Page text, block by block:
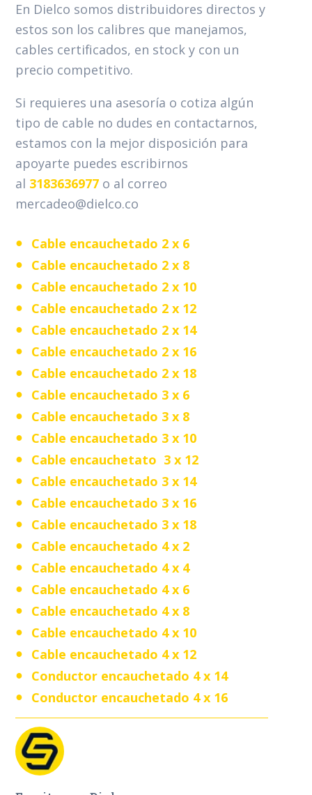
En Dielco somos distribuidores directos y
estos son los calibres que manejamos,
cables certificados, en stock y con un
precio competitivo.
Si requieres una asesoría o cotiza algún
tipo de cable no dudes en contactarnos,
estamos con la mejor disposición para
apoyarte puedes escribirnos
al 3183636977 o al correo
mercadeo@dielco.co
Cable encauchetado 2 x 6
Cable encauchetado 2 x 8
Cable encauchetado 2 x 10
Cable encauchetado 2 x 12
Cable encauchetado 2 x 14
Cable encauchetado 2 x 16
Cable encauchetado 2 x 18
Cable encauchetado 3 x 6
Cable encauchetado 3 x 8
Cable encauchetado 3 x 10
Cable encauchetato 3 x 12
Cable encauchetado 3 x 14
Cable encauchetado 3 x 16
Cable encauchetado 3 x 18
Cable encauchetado 4 x 2
Cable encauchetado 4 x 4
Cable encauchetado 4 x 6
Cable encauchetado 4 x 8
Cable encauchetado 4 x 10
Cable encauchetado 4 x 12
Conductor encauchetado 4 x 14
Conductor encauchetado 4 x 16